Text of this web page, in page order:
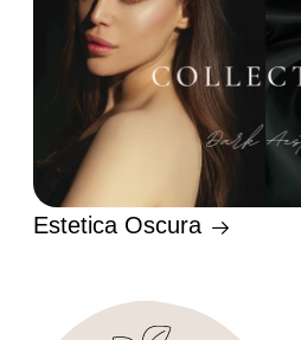
Estetica Oscura